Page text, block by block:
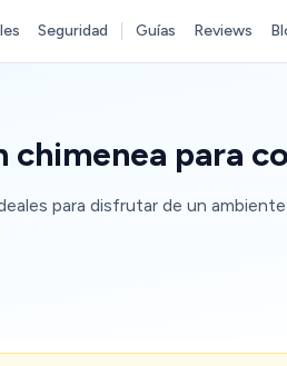
Seguridad Guías Reviews
para
para disfrutar de un